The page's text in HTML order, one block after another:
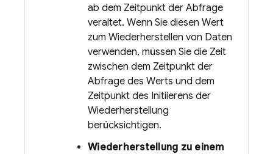
ab dem Zeitpunkt der Abfrage
veraltet. Wenn Sie diesen Wert
zum Wiederherstellen von Daten
verwenden, müssen Sie die Zeit
zwischen dem Zeitpunkt der
Abfrage des Werts und dem
Zeitpunkt des Initiierens der
Wiederherstellung
berücksichtigen.
Wiederherstellung zu einem